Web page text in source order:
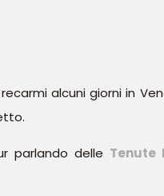
alcuni giorni in
parlando delle Tenute